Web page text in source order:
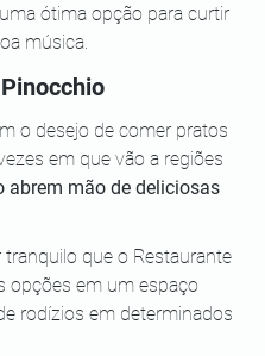
ótima opção para curtir
música.
o desejo de comer pratos
em que vão a regiões
abrem mão de deliciosas
que o Restaurante
opções em um espaço
rodízios em determinados